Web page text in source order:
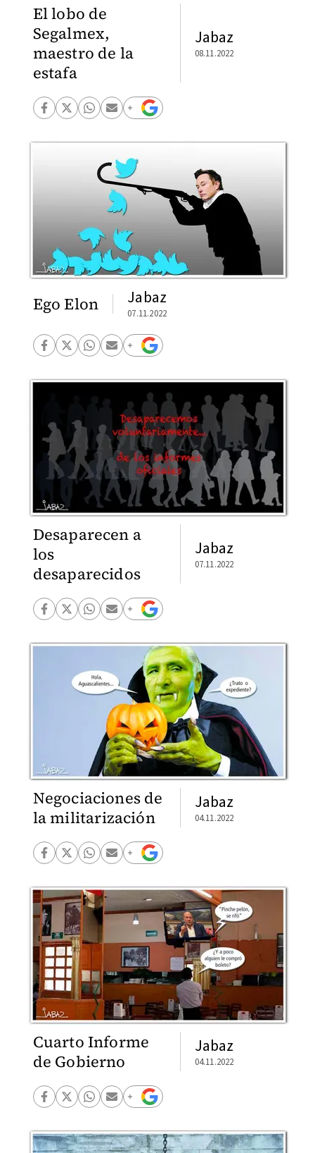
El lobo de
Segalmex,
maestro de la
estafa
Jabaz
08.11.2022
Ego Elon Jabaz
07.11.2022
Desaparecen a
los
desaparecidos
Jabaz
07.11.2022
Negociaciones de
la militarización
Jabaz
04.11.2022
Cuarto Informe
de Gobierno
Jabaz
04.11.2022